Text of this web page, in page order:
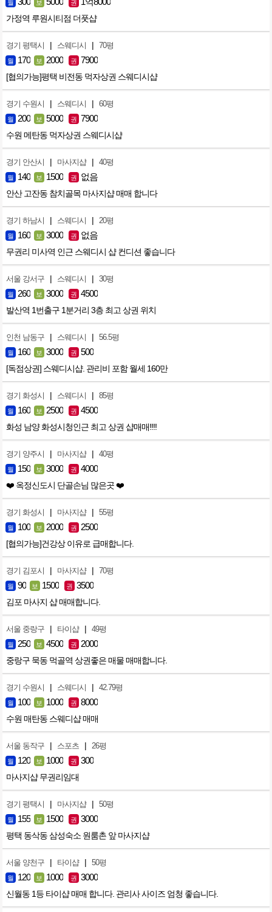
월 보 권
가정역 루원시티점 더풋샵
경기 평택시 | 스웨디시 | 70평
월 170 보 2000 권 7900
[협의가능]평택 비전동 먹자상권 스웨디시샵
경기 수원시 | 스웨디시 | 60평
월 200 보 5000 권 7900
수원 메탄동 먹자상권 스웨디시샵
경기 안산시 | 마사지샵 | 40평
월 140 보 1500 권 없음
안산 고잔동 참치골목 마사지샵 매매 합니다
경기 하남시 | 스웨디시 | 20평
월 160 보 3000 권 없음
무권리 미사역 인근 스웨디시 샵 컨디션 좋습니다
서울 강서구 | 스웨디시 | 30평
월 260 보 3000 권 4500
발산역 1번출구 1분거리 3층 최고 상권 위치
인천 남동구 | 스웨디시 | 56.5평
월 160 보 3000 권 500
[독점상권] 스웨디시샵. 관리비 포함 월세 160만
경기 화성시 | 스웨디시 | 85평
월 160 보 2500 권 4500
화성 남양 화성시청인근 최고 상권 샵매매!!!!
경기 양주시 | 마사지샵 | 40평
월 150 보 3000 권 4000
❤️ 옥정신도시 단골손님 많은곳 ❤️
경기 화성시 | 마사지샵 | 55평
월 100 보 2000 권 2500
[협의가능]건강상 이유로 급매합니다.
경기 김포시 | 마사지샵 | 70평
월 90 보 1500 권 3500
김포 마사지 샵 매매합니다.
서울 중랑구 | 타이샵 | 49평
월 250 보 4500 권 2000
중랑구 묵동 먹골역 상권좋은 매물 매매합니다.
경기 수원시 | 스웨디시 | 42.79평
월 100 보 1000 권 8000
수원 매탄동 스웨디샵 매매
서울 동작구 | 스포츠 | 26평
월 120 보 1000 권 300
마사지샵 무권리임대
경기 평택시 | 마사지샵 | 50평
월 155 보 1500 권 3000
평택 동삭동 삼성숙소 원룸촌 앞 마사지샵
서울 양천구 | 타이샵 | 50평
월 120 보 1000 권 3000
신월동 1등 타이샵 매매 합니다. 관리사 사이즈 엄청 좋습니다.